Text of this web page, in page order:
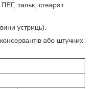
тальк, стеарат
устриць).
або штучних